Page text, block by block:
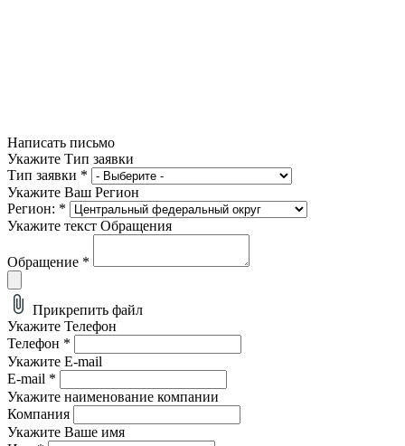
Написать письмо
Укажите Тип заявки
Тип заявки *
Укажите Ваш Регион
Регион: *
Укажите текст Обращения
Обращение *
Прикрепить файл
Укажите Телефон
Телефон *
Укажите E-mail
E-mail *
Укажите наименование компании
Компания
Укажите Ваше имя